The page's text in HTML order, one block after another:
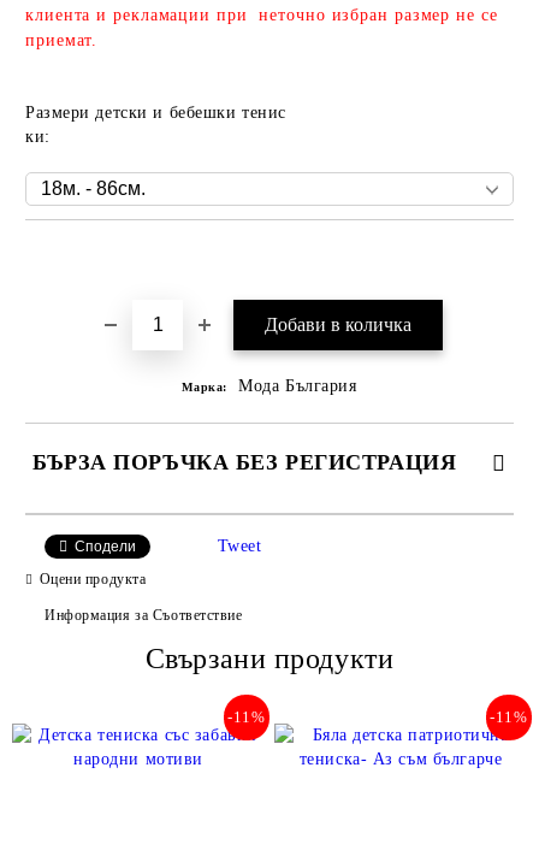
клиента и рекламации при неточно избран размер не се
приемат.
Размери детски и бебешки тенис
ки:
Марка: Мода България
БЪРЗА ПОРЪЧКА БЕЗ РЕГИСТРАЦИЯ
Съгласен съм сПолитиката за лични данни
Сподели Tweet
Оцени продукта
Информация за Съответствие
Свързани продукти
-11% -11%